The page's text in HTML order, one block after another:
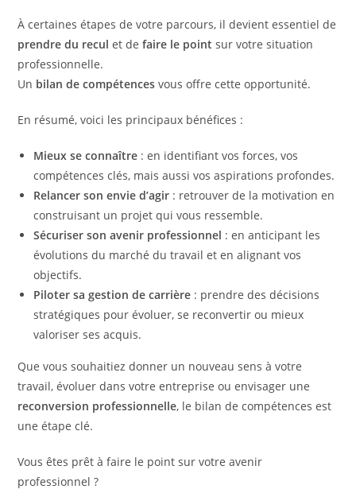
À certaines étapes de votre parcours, il devient essentiel de
prendre du recul et defaire le point sur votre situation
professionnelle.
Un bilan de compétences vous offre cette opportunité.
En résumé, voici les principaux bénéfices :
Mieux se connaître : en identifiant vos forces, vos
compétences clés, mais aussi vos aspirations profondes.
Relancer son envie d’agir : retrouver de la motivation en
construisant un projet qui vous ressemble.
Sécuriser son avenir professionnel : en anticipant les
évolutions du marché du travail et en alignant vos
objectifs.
Piloter sa gestion de carrière : prendre des décisions
stratégiques pour évoluer, se reconvertir ou mieux
valoriser ses acquis.
Que vous souhaitiez donner un nouveau sens à votre
travail, évoluer dans votre entreprise ou envisager une
reconversion professionnelle, le bilan de compétences est
une étape clé.
Vous êtes prêt à faire le point sur votre avenir
professionnel ?